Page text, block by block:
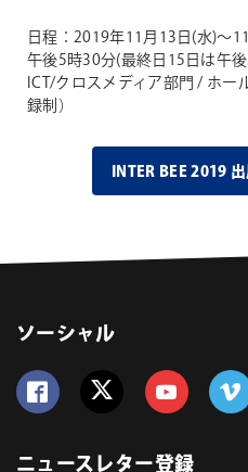
日程：2019年11月13日(水)～
午後5時30分(最終日15日は午
ICT/クロスメディア部門 / ホー
録制）
INTER BEE 2019
ソーシャル
ニュースレター登録